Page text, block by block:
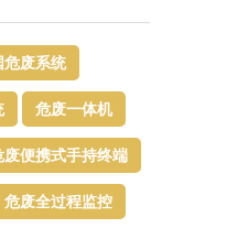
危废系统
危废一体机
废便携式手持终端
危废全过程监控